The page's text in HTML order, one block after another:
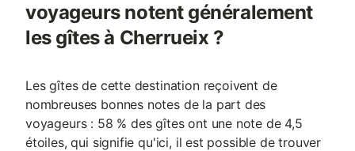
voyageurs notent généralement
les gîtes à Cherrueix ?
Les gîtes de cette destination reçoivent de
nombreuses bonnes notes de la part des
voyageurs : 58 % des gîtes ont une note de 4,5
étoiles, qui signifie qu'ici, il est possible de trouver